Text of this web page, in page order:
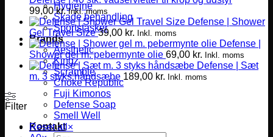
Hygiejne
Skade behandling
Sportstasker
Brands
Aesthetic
Kingz
Scramble
Choke Republic
Fuji Kimonos
Defense Soap
Smell Well
Kontakt
99,00kr. Inkl. moms
Defense | Shower
Gel Travel Size 39,00 kr. Inkl. moms
Defense |
Shower gel m. pebermynte olie 69,00 kr. Inkl. moms
Defense | Sæt
m. 3 styks håndsæbe 189,00 kr. Inkl. moms
Filter
Reset all ×